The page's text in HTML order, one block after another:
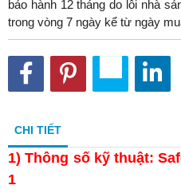
bảo hành 12 tháng do lỗi nhà
trong vòng 7 ngày kể từ ngày
CHI TIẾT
1)Thông số kỹ thuật:
1